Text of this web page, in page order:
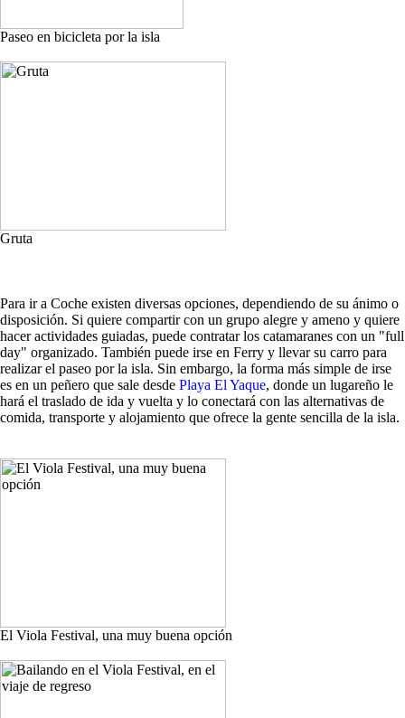
Paseo en bicicleta por la isla
Gruta
Para ir a Coche existen diversas opciones, dependiendo de su ánimo o
disposición. Si quiere compartir con un grupo alegre y ameno y quiere
hacer actividades guiadas, puede contratar los catamaranes con un "full
day" organizado. También puede irse en Ferry y llevar su carro para
realizar el paseo por la isla. Sin embargo, la forma más simple de irse
es en un peñero que sale desde Playa El Yaque, donde un lugareño le
hará el traslado de ida y vuelta y lo conectará con las alternativas de
comida, transporte y alojamiento que ofrece la gente sencilla de la isla.
El Viola Festival, una muy buena opción